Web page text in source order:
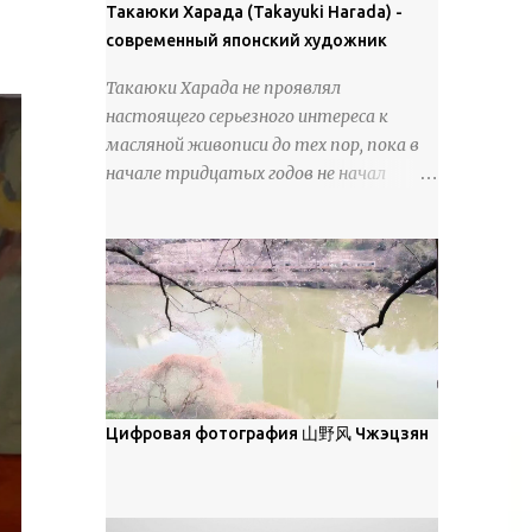
18 век. Шахматный набор "Рыцари
против турок" в шкатулке из
см, Холмогоры, 18 век....
покрова может восприниматься как
матовая. Такое свойство чаще всего
метелевого и фирнизированного снега.
Тем не менее, иногда значительное
количество кристаллов может
располагаться в одной плоскости,
поверхностной изморози. В данном
случае усиливается зеркальное
отражение, что приводит к
искристости снега, зависящей от
положения наблюдателя и высоты
солнца. Зеркальные свойства наиболее
заметны при угле солнечного света 15°
и ниже; при более высокой солнечной
описываются индикатрисой ...
Такаюки Харада (Takayuki Harada) -
современный японский художник
Такаюки Харада не проявлял
настоящего серьезного интереса к
масляной живописи до тех пор, пока в
начале тридцатых годов не начал
художественные музеи и галереи, он
был глубоко тронут и вдохновлен
красотой масляной живописи великих
мастеров. Искусствовед Брайан
Шервин прокомментировал картины
художника, заявив, что "Такаюки
Харада сочетает в себе классическую
смысле, персонажи его картин
Цифровая фотография 山野风 Чжэцзян